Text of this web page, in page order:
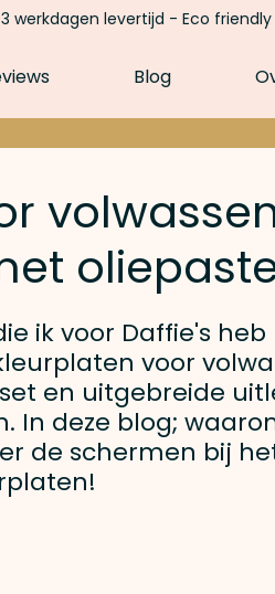
werkdagen levertijd - Eco
Blog
ik voor Daffie's heb
voor
en uitgebreide
In deze blog;
de schermen bij